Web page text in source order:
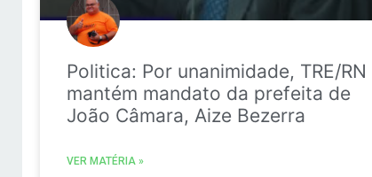
Politica: Por unanimidade, TRE/RN
mantém mandato da prefeita de
João Câmara, Aize Bezerra
VER MATÉRIA »